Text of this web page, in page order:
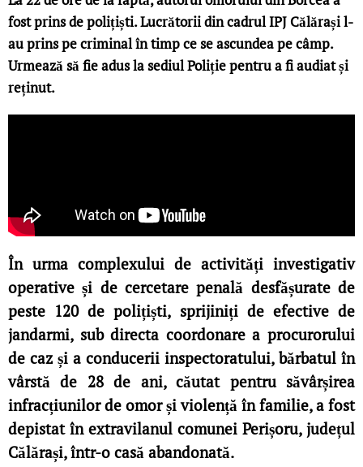
fost prins de polițiști. Lucrătorii din cadrul IPJ Călărași l-
au prins pe criminal în timp ce se ascundea pe câmp.
Urmează să fie adus la sediul Poliție pentru a fi audiat și
reținut.
În urma complexului de activități investigativ
operative și de cercetare penală desfășurate de
peste 120 de polițiști, sprijiniți de efective de
jandarmi, sub directa coordonare a procurorului
de caz și a conducerii inspectoratului, bărbatul în
vârstă de 28 de ani, căutat pentru săvârșirea
infracțiunilor de omor și violență în familie, a fost
depistat în extravilanul comunei Perișoru, județul
Călărași, într-o casă abandonată.